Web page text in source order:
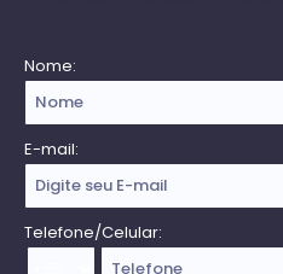
Nome:
E-mail:
Telefone/Celular: